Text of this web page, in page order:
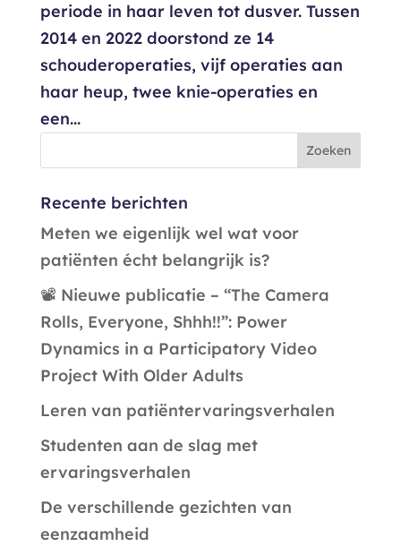
periode in haar leven tot dusver. Tussen
2014 en 2022 doorstond ze 14
schouderoperaties, vijf operaties aan
haar heup, twee knie-operaties en
een...
Recente berichten
Meten we eigenlijk wel wat voor
patiënten écht belangrijk is?
📽️ Nieuwe publicatie – “The Camera
Rolls, Everyone, Shhh!!”: Power
Dynamics in a Participatory Video
Project With Older Adults
Leren van patiëntervaringsverhalen
Studenten aan de slag met
ervaringsverhalen
De verschillende gezichten van
eenzaamheid